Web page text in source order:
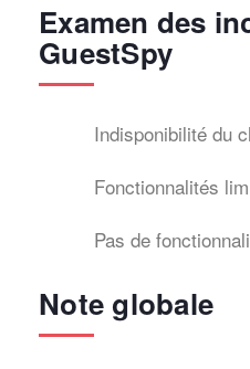
Examen des
GuestSpy
Indisponibilité du
Fonctionnalités
Pas de
Note globale